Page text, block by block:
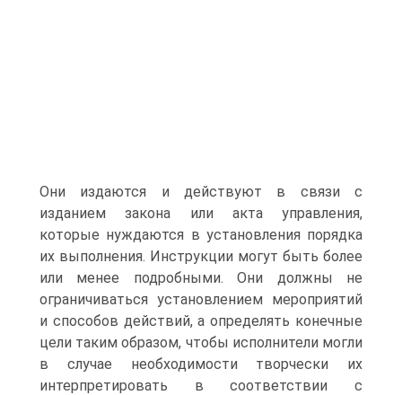
Они издаются и действуют в связи с
изданием закона или акта управления,
которые нуждаются в установления порядка
их выполнения. Инструкции могут быть более
или менее подробными. Они должны не
ограничиваться установлением мероприятий
и способов действий, а определять конечные
цели таким образом, чтобы исполнители могли
в случае необходимости творчески их
интерпретировать в соответствии с